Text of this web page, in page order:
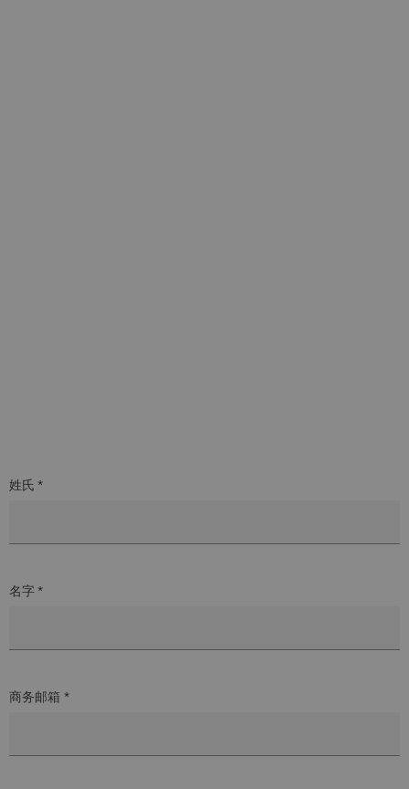
姓氏 *
名字 *
商务邮箱 *